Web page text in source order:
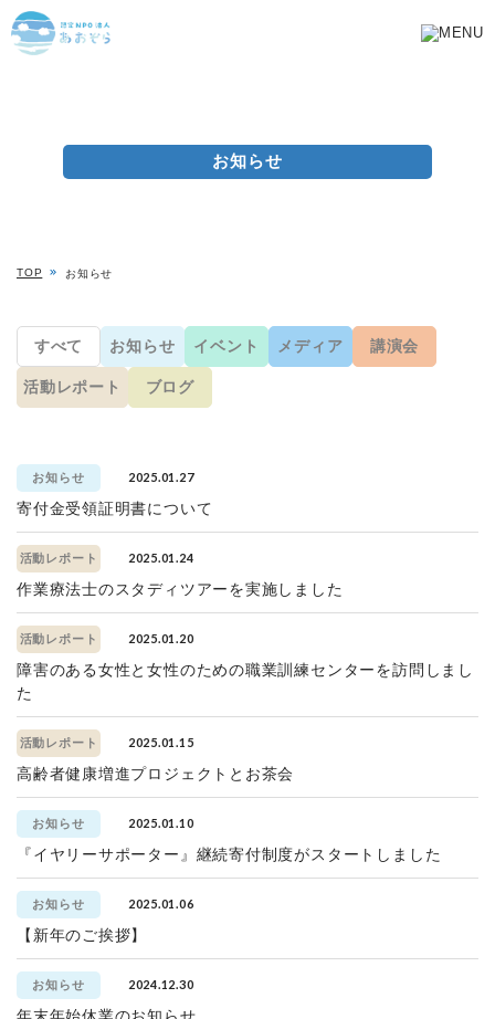
お知らせ
TOP お知らせ
すべて お知らせ イベント メディア 講演会
活動レポート ブログ
お知らせ 2025.01.27
寄付金受領証明書について
活動レポート 2025.01.24
作業療法士のスタディツアーを実施しました
活動レポート 2025.01.20
障害のある女性と女性のための職業訓練センターを訪問しまし
た
活動レポート 2025.01.15
高齢者健康増進プロジェクトとお茶会
お知らせ 2025.01.10
『イヤリーサポーター』継続寄付制度がスタートしました
お知らせ 2025.01.06
【新年のご挨拶】
お知らせ 2024.12.30